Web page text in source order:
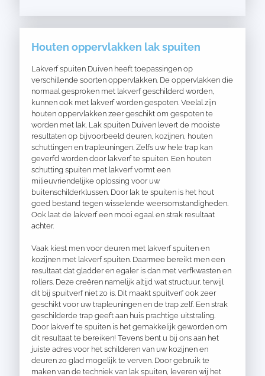
Houten oppervlakken lak spuiten
Lakverf spuiten Duiven heeft toepassingen op
verschillende soorten oppervlakken. De oppervlakken die
normaal gesproken met lakverf geschilderd worden,
kunnen ook met lakverf worden gespoten. Veelal zijn
houten oppervlakken zeer geschikt om gespoten te
worden met lak. Lak spuiten Duiven levert de mooiste
resultaten op bijvoorbeeld deuren, kozijnen, houten
schuttingen en trapleuningen. Zelfs uw hele trap kan
geverfd worden door lakverf te spuiten. Een houten
schutting spuiten met lakverf vormt een
milieuvriendelijke oplossing voor uw
buitenschilderklussen. Door lak te spuiten is het hout
goed bestand tegen wisselende weersomstandigheden.
Ook laat de lakverf een mooi egaal en strak resultaat
achter.
Vaak kiest men voor deuren met lakverf spuiten en
kozijnen met lakverf spuiten. Daarmee bereikt men een
resultaat dat gladder en egaler is dan met verfkwasten en
rollers. Deze creëren namelijk altijd wat structuur, terwijl
dit bij spuitverf niet zo is. Dit maakt spuitverf ook zeer
geschikt voor uw trapleuningen en de trap zelf. Een strak
geschilderde trap geeft aan huis prachtige uitstraling.
Door lakverf te spuiten is het gemakkelijk geworden om
dit resultaat te bereiken! Tevens bent u bij ons aan het
juiste adres voor het schilderen van uw kozijnen en
deuren zo glad mogelijk te verven. Door gebruik te
maken van de techniek van lak spuiten, leveren wij het